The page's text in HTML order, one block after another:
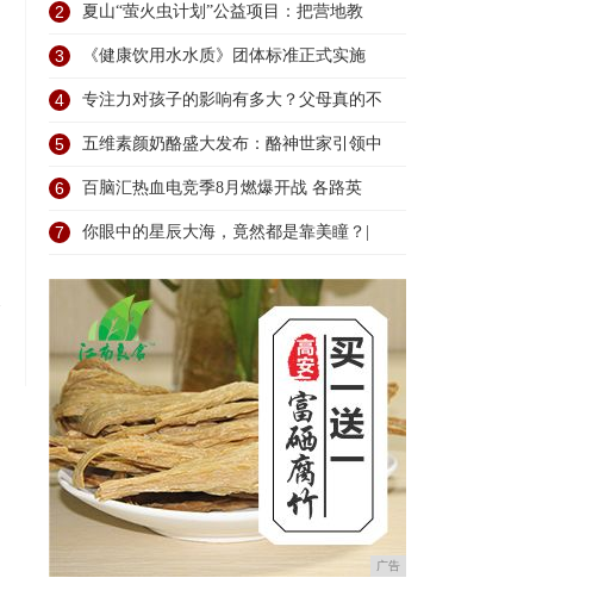
2 夏山“萤火虫计划”公益项目：把营地教
3 《健康饮用水水质》团体标准正式实施
4 专注力对孩子的影响有多大？父母真的不
5 五维素颜奶酪盛大发布：酪神世家引领中
6 百脑汇热血电竞季8月燃爆开战 各路英
7 你眼中的星辰大海，竟然都是靠美瞳？|
广告